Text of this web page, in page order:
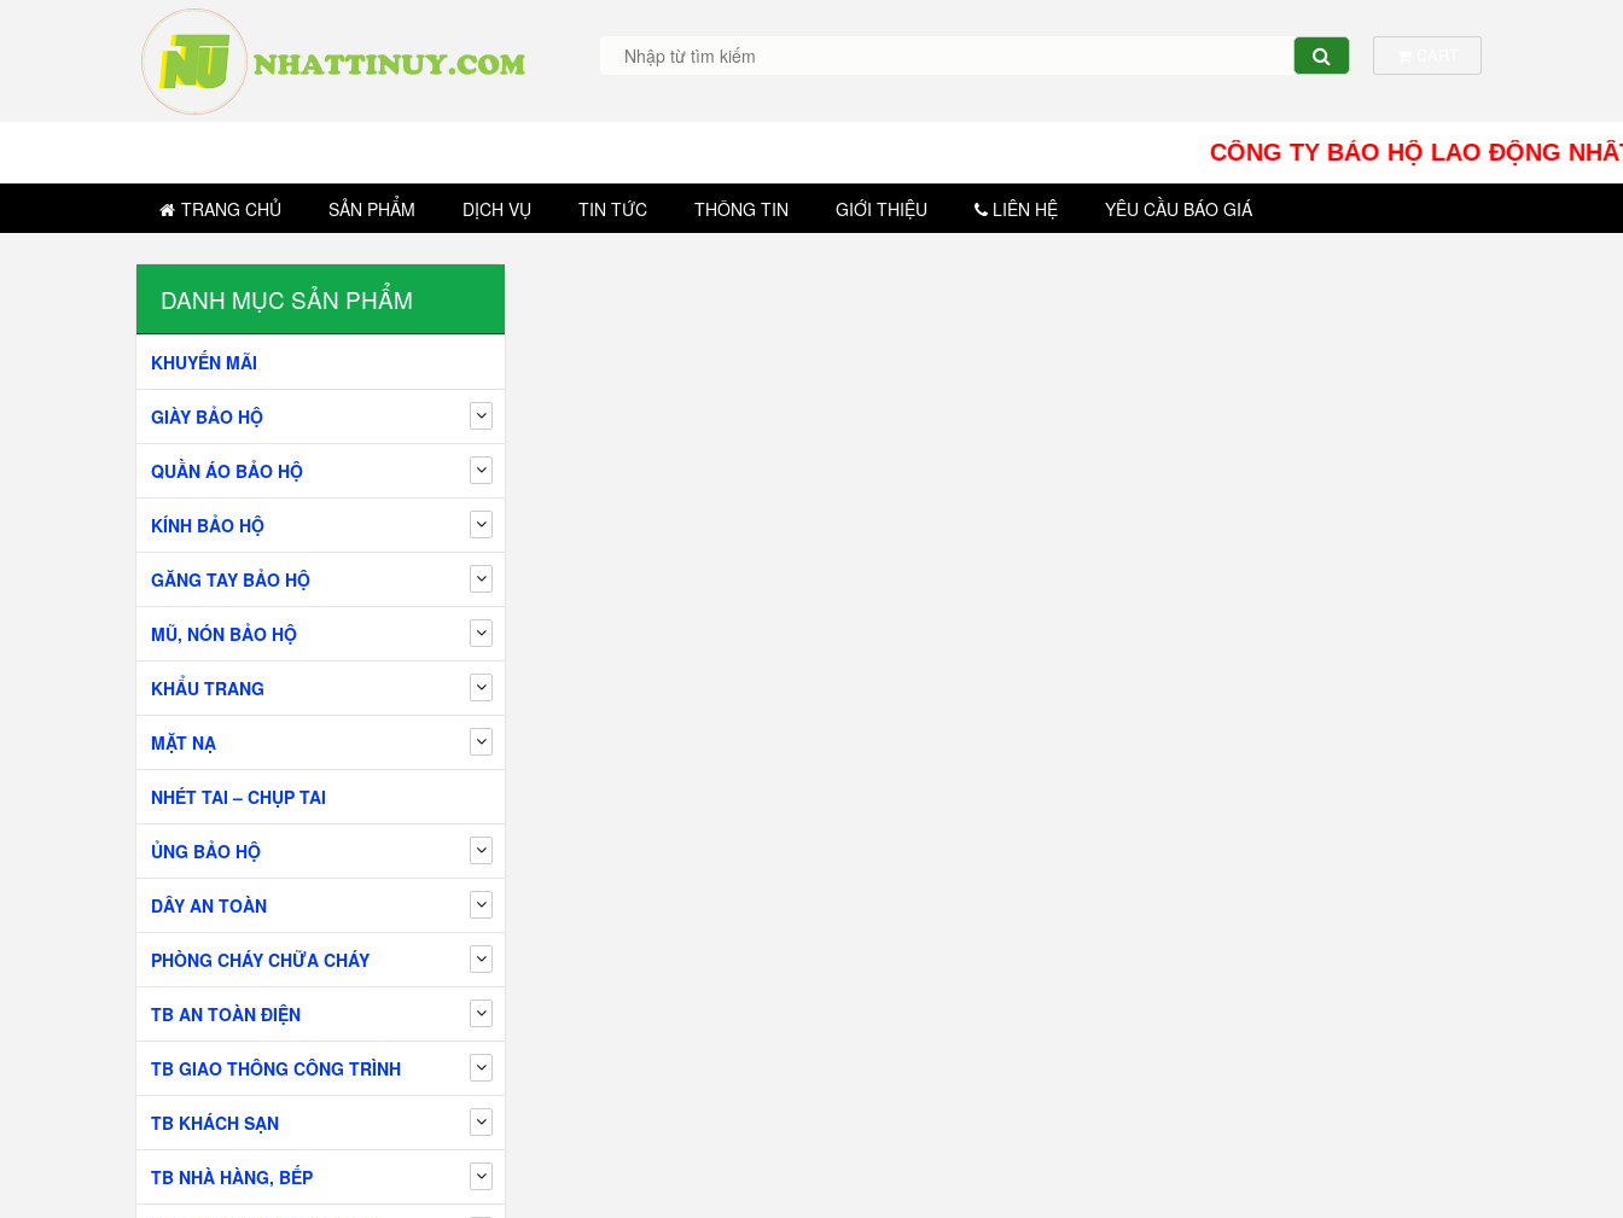
CÔNG TY BẢO HỘ LAO ĐỘNG
TRANG CHỦ SẢN PHẨM DỊCH VỤ TIN TỨC THÔNG TIN GIỚI THIỆU LIÊN HỆ YÊU CẦU BÁO GIÁ
DANH MỤC SẢN PHẨM
KHUYẾN MÃI
GIÀY BẢO HỘ
QUẦN ÁO BẢO HỘ
KÍNH BẢO HỘ
GĂNG TAY BẢO HỘ
MŨ, NÓN BẢO HỘ
KHẨU TRANG
MẶT NẠ
NHÉT TAI – CHỤP TAI
ỦNG BẢO HỘ
DÂY AN TOÀN
PHÒNG CHÁY CHỮA CHÁY
TB AN TOÀN ĐIỆN
TB GIAO THÔNG CÔNG TRÌNH
TB KHÁCH SẠN
TB NHÀ HÀNG, BẾP